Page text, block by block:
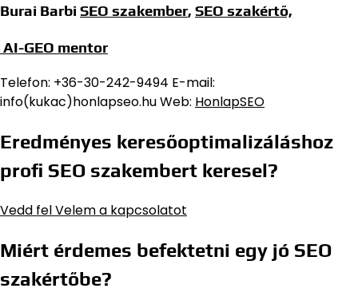
Burai Barbi SEO szakember, SEO szakértő,
AI-GEO mentor
Telefon: +36-30-242-9494 E-mail:
info(kukac)honlapseo.hu Web: HonlapSEO
Eredményes keresőoptimalizáláshoz
profi SEO szakembert keresel?
Vedd fel Velem a kapcsolatot
Miért érdemes befektetni egy jó SEO
szakértőbe?